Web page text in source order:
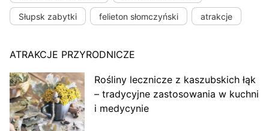
Słupsk zabytki felieton słomczyński atrakcje
ATRAKCJE PRZYRODNICZE
Rośliny lecznicze z kaszubskich łąk
– tradycyjne zastosowania w kuchni
i medycynie